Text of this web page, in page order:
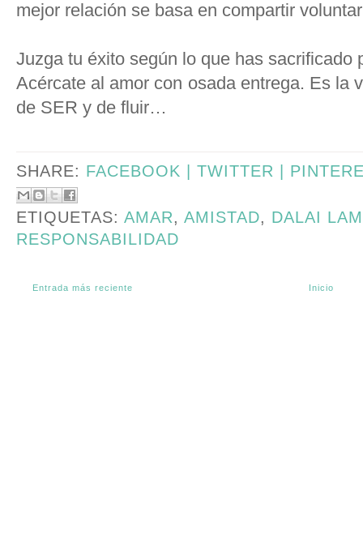
mejor relación se basa en compartir
Juzga tu éxito según lo que has sacrificado
Acércate al amor con osada entrega. Es la
de SER y de fluir…
SHARE: FACEBOOK | TWITTER |
ETIQUETAS: AMAR, AMISTAD, DALAI
RESPONSABILIDAD
Entrada más reciente Inicio